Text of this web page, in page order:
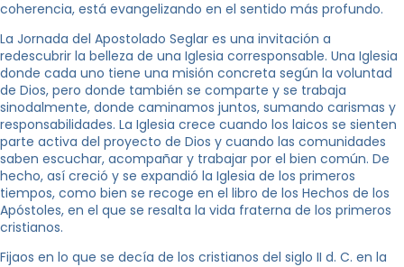
coherencia, está evangelizando en el sentido más profundo.
La Jornada del Apostolado Seglar es una invitación a
redescubrir la belleza de una Iglesia corresponsable. Una Iglesia
donde cada uno tiene una misión concreta según la voluntad
de Dios, pero donde también se comparte y se trabaja
sinodalmente, donde caminamos juntos, sumando carismas y
responsabilidades. La Iglesia crece cuando los laicos se sienten
parte activa del proyecto de Dios y cuando las comunidades
saben escuchar, acompañar y trabajar por el bien común. De
hecho, así creció y se expandió la Iglesia de los primeros
tiempos, como bien se recoge en el libro de los Hechos de los
Apóstoles, en el que se resalta la vida fraterna de los primeros
cristianos.
Fijaos en lo que se decía de los cristianos del siglo II d. C. en la